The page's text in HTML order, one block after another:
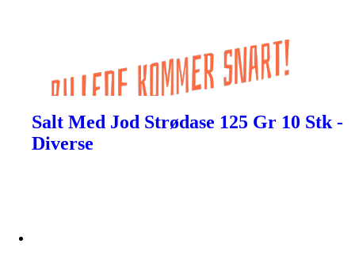
Salt Med Jod Strødase 125 Gr 10 Stk -
Diverse